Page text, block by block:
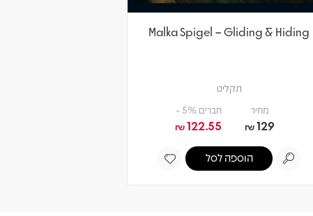
Malka Spigel – Gliding & Hiding
תקליט
מחיר
129
₪
חברים 5% -
122.55
₪
הוספה לסל